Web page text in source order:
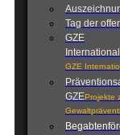
Tag der
GZE
International
GZE
GZEProjekte